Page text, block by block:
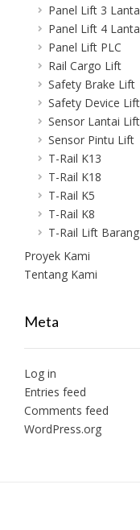
Panel Lift 3
Panel Lift 4
Panel Lift PLC
Rail Cargo Lift
Safety Brake Lift
Safety Device Lift
Sensor Lantai Lift
Sensor Pintu Lift
T-Rail K13
T-Rail K18
T-Rail K5
T-Rail K8
T-Rail Lift Barang
Proyek Kami
Tentang Kami
Meta
Log in
Entries feed
Comments feed
WordPress.org